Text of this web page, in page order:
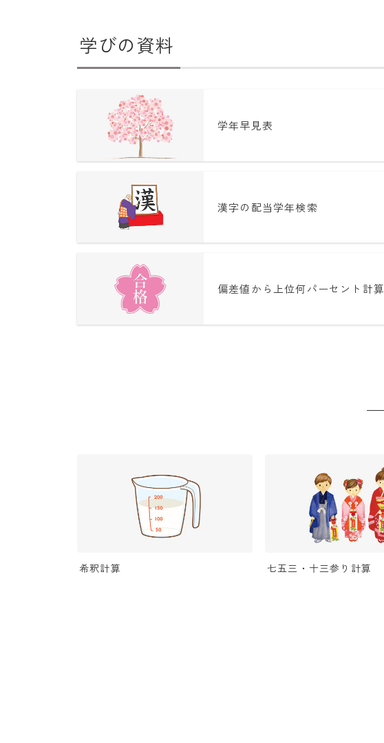
学びの資料
学年早見表
漢字の配当学年検索
偏差値から上位何パーセント計算
希釈計算 七五三・十三参り計算